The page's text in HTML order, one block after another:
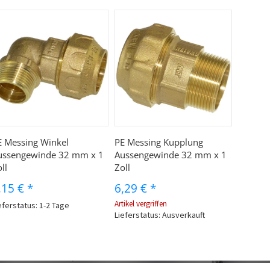
Messing Winkel
32 mm x 1
€ *
1-2 Tage
PE Messing Kupplung
Aussengewinde 32 mm x 1
Zoll
6,29 € *
Artikel vergriffen
Lieferstatus: Ausverkauft